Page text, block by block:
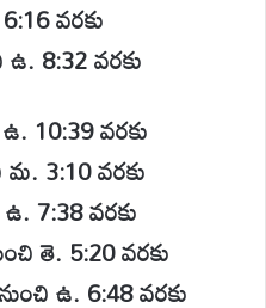
వరకు
ఉ. 8:32 వరకు
10:39 వరకు
3:10 వరకు
7:38 వరకు
తె. 5:20 వరకు
ఉ. 6:48 వరకు